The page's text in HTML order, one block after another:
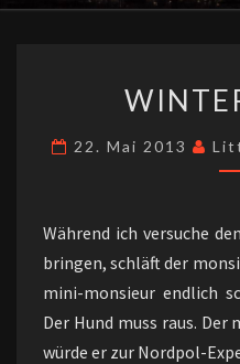
22. Mai 2013
Während ich versuche
bringen, schläft der
mini-monsieur endlich
Der Hund muss raus.
würde er zur Nordpol-